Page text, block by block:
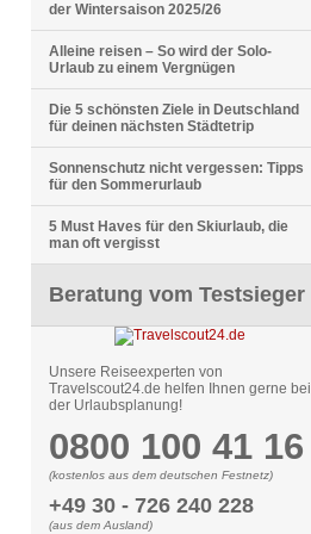
der Wintersaison 2025/26
Alleine reisen – So wird der Solo-
Urlaub zu einem Vergnügen
Die 5 schönsten Ziele in Deutschland
für deinen nächsten Städtetrip
Sonnenschutz nicht vergessen: Tipps
für den Sommerurlaub
5 Must Haves für den Skiurlaub, die
man oft vergisst
Beratung vom Testsieger
Unsere Reiseexperten von
Travelscout24.de helfen Ihnen gerne bei
der Urlaubsplanung!
0800 100 41 16
(kostenlos aus dem deutschen Festnetz)
+49 30 - 726 240 228
(aus dem Ausland)